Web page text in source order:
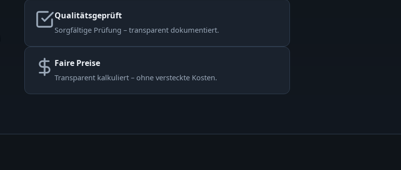
Qualitätsgeprüft
Sorgfältige Prüfung – transparent dokumentiert.
Faire Preise
Transparent kalkuliert – ohne versteckte Kosten.